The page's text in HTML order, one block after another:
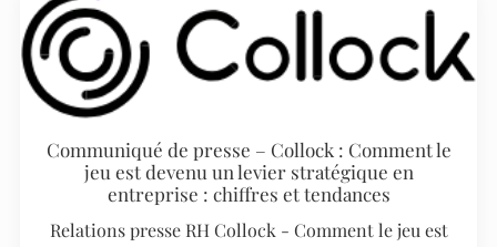
Communiqué de presse – Collock : Comment le
jeu est devenu un levier stratégique en
entreprise : chiffres et tendances
Relations presse RH Collock - Comment le jeu est